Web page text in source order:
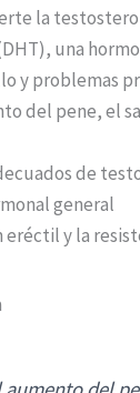
la
una
y problemas
del pene, el
de
general
y la